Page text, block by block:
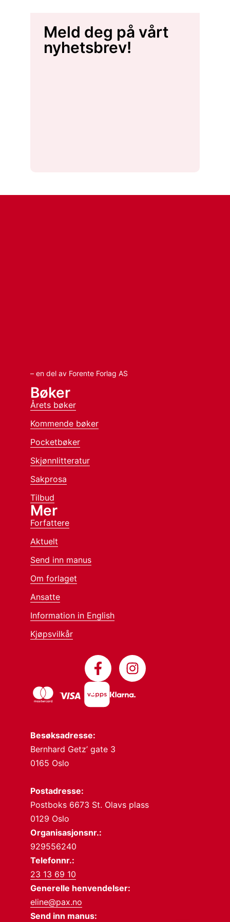
Meld deg på vårt
nyhetsbrev!
– en del av Forente Forlag AS
Besøksadresse:
Bernhard Getz’ gate 3
0165 Oslo
Postadresse:
Postboks 6673 St. Olavs plass
0129 Oslo
Organisasjonsnr.:
929556240
Telefonnr.:
23 13 69 10
Generelle henvendelser:
eline@pax.no
Send inn manus:
Bøker
Årets bøker
Kommende bøker
Pocketbøker
Skjønnlitteratur
Sakprosa
Tilbud
Mer
Forfattere
Aktuelt
Send inn manus
Om forlaget
Ansatte
Information in English
Kjøpsvilkår